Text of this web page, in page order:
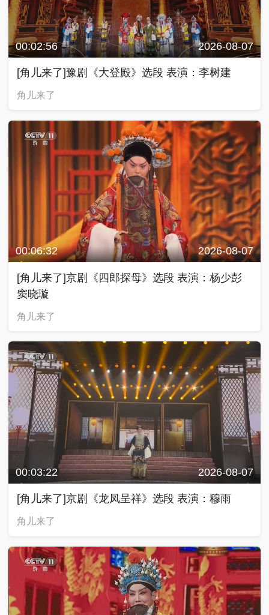
00:02:56 2026-08-07
[角儿来了]豫剧《大登殿》选段 表演：李树建
角儿来了
00:06:32 2026-08-07
[角儿来了]京剧《四郎探母》选段 表演：杨少彭
窦晓璇
角儿来了
00:03:22 2026-08-07
[角儿来了]京剧《龙凤呈祥》选段 表演：穆雨
角儿来了